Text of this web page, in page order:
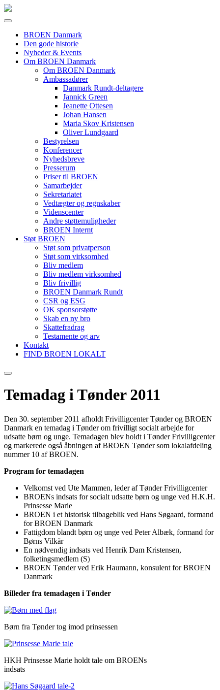
BROEN Danmark
Den gode historie
Nyheder & Events
Om BROEN Danmark
Om BROEN Danmark
Ambassadører
Danmark Rundt-deltagere
Jannick Green
Jeanette Ottesen
Johan Hansen
Maria Skov Kristensen
Oliver Lundgaard
Bestyrelsen
Konferencer
Nyhedsbreve
Presserum
Priser til BROEN
Samarbejder
Sekretariatet
Vedtægter og regnskaber
Videnscenter
Andre støttemuligheder
BROEN Internt
Støt BROEN
Støt som privatperson
Støt som virksomhed
Bliv medlem
Bliv medlem virksomhed
Bliv frivillig
BROEN Danmark Rundt
CSR og ESG
OK sponsorstøtte
Skab en ny bro
Skattefradrag
Testamente og arv
Kontakt
FIND BROEN LOKALT
Temadag i Tønder 2011
Den 30. september 2011 afholdt Frivilligcenter Tønder og BROEN
Danmark en temadag i Tønder om frivilligt socialt arbejde for
udsatte børn og unge. Temadagen blev holdt i Tønder Frivilligcenter
og markerede også åbningen af BROEN Tønder som lokalafdeling
nummer 10 af BROEN.
Program for temadagen
Velkomst ved Ute Mammen, leder af Tønder Frivilligcenter
BROENs indsats for socialt udsatte børn og unge ved H.K.H.
Prinsesse Marie
BROEN i et historisk tilbageblik ved Hans Søgaard, formand
for BROEN Danmark
Fattigdom blandt børn og unge ved Peter Albæk, formand for
Børns Vilkår
En nødvendig indsats ved Henrik Dam Kristensen,
folketingsmedlem (S)
BROEN Tønder ved Erik Haumann, konsulent for BROEN
Danmark
Billeder fra temadagen i Tønder
Børn fra Tønder tog imod prinsessen
HKH Prinsesse Marie holdt tale om BROENs
indsats